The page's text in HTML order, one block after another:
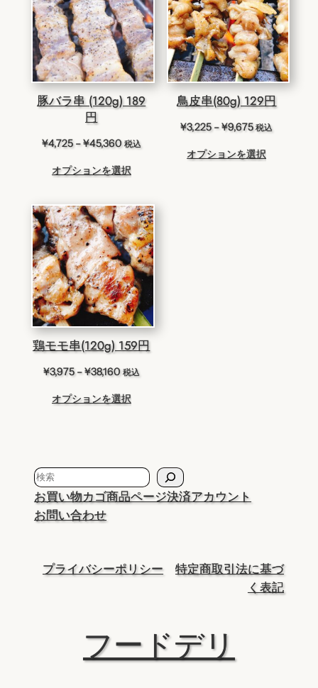
豚バラ串 (120g) 189
円
¥4,725 –¥45,360価
帯:
–
¥45,360
税込
オプションを選択
鳥皮串(80g) 129円
¥3,225 –¥9,675価
帯:
税込
オプションを選択
鶏モモ串(120g) 159円
¥3,975 –¥38,160価
帯:
税込
オプションを選択
検
索
お買い物カゴ商品ページ決済アカウント
お問い合わせ
プライバシーポリシー
特定商取引法に基づ
く表記
フードデリ